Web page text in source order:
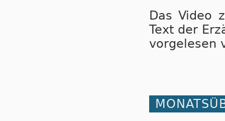
Das Video
Text der
vor­ge­le­sen